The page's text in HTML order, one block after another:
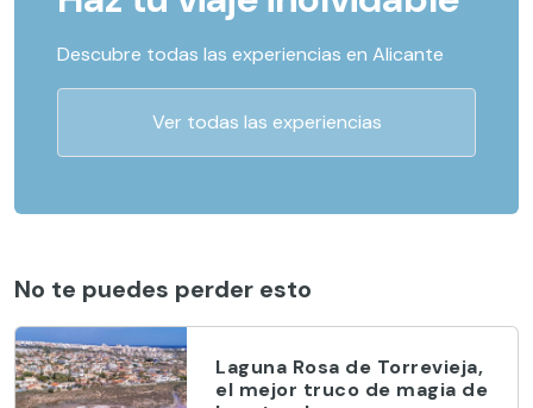
Descubre todas las experiencias en Alicante
Ver todas las experiencias
No te puedes perder esto
Laguna Rosa de Torrevieja,
el mejor truco de magia de